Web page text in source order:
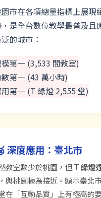
市在各項總量指標上展現
是全台數位教學最普及且
的城市：
第一 (3,533 間教室)
第一 (43 萬小時)
第一 (T 綠燈 2,555 堂)
深度應用：臺北市
教室數少於桃園，但 T 綠燈
，與桃園極為接近。顯示臺北
在「互動品質」上有極高的